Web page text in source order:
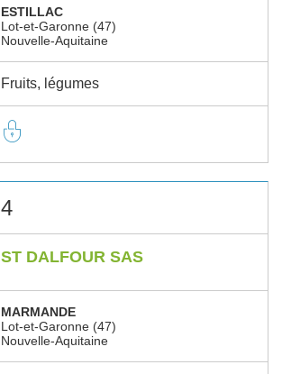
ESTILLAC
Lot-et-Garonne (47)
Nouvelle-Aquitaine
Fruits, légumes
4
ST DALFOUR SAS
MARMANDE
Lot-et-Garonne (47)
Nouvelle-Aquitaine